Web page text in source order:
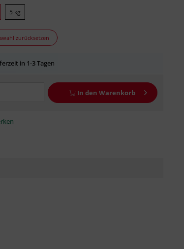
5 kg
zurücksetzen
in 1-3 Tagen
In den Warenkorb